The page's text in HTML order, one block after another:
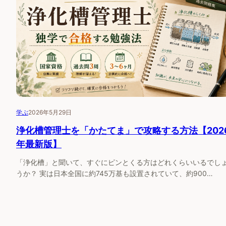
学ぶ2026年5月29日
浄化槽管理士を「かたてま」で攻略する方法【
年最新版】
「浄化槽」と聞いて、すぐにピンとくる方はどれくらいいるでし
うか？ 実は日本全国に約745万基も設置されていて、約900…